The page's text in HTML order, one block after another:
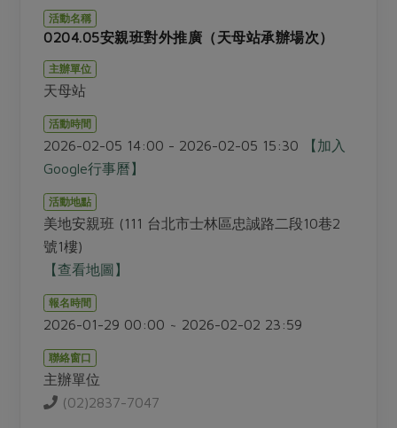
奶蛋豆・五穀
肉品・水產
畜產肉類
水畜加工品
調理食材・點心
調味醬料/南北貨
保健食品
麵食
肉食
海鮮
蔬食
蛋料理
料理方式
烘焙．點心
醬料
湯品．鍋物
涼拌沙拉
把最好的台灣味帶回家！
2026年端午節預購圓滿結束
更多預購活動
當季產品
傳到心坎裡，誠心又澎派
合作25-經典快閃最後一週
合作25-精選產品第四彈
更多當季產品
議題活動
主婦聯盟X樂齡網特約優惠案
觀點文章
主婦食堂
社內大小事
產品故事
樂齡生活
廚房瑜伽
關注議題
非基改運動
廢核運動
減添加物
公益金
關於合作社
認識合作社
關於我們
合作社組織
員工與求才
產品檢驗
自主把關
檢驗報告
社員權益
重要公告
活動名稱
0204.05安親班對外推廣（天母站承辦場次）
主辦單位
天母站
活動時間
2026-02-05 14:00 - 2026-02-05 15:30
【加入
Google行事曆】
活動地點
美地安親班 (111 台北市士林區忠誠路二段10巷2
號1樓)
【查看地圖】
報名時間
2026-01-29 00:00 ~ 2026-02-02 23:59
聯絡窗口
主辦單位
(02)2837-7047